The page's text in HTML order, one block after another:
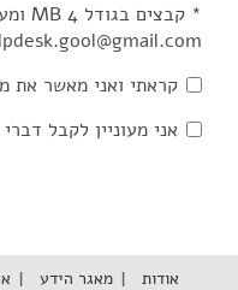
* קבצים בגודל 4 MB ומעלה יש לשלוח ישירות למייל
קראתי ואני מאשר את
אני מעוניין לקבל
אודות מאגר הידע